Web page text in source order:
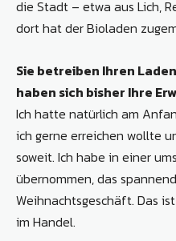
die Stadt – etwa aus Lich,
dort hat der Bioladen
Sie betreiben Ihren
haben sich bisher Ihre
Ich hatte natürlich am
ich gerne erreichen wollte
soweit. Ich habe in einer
übernommen, das
Weihnachtsgeschäft. Das
im Handel.